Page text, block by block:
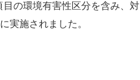
目の環境有害性区分を含み、対
実施されました。